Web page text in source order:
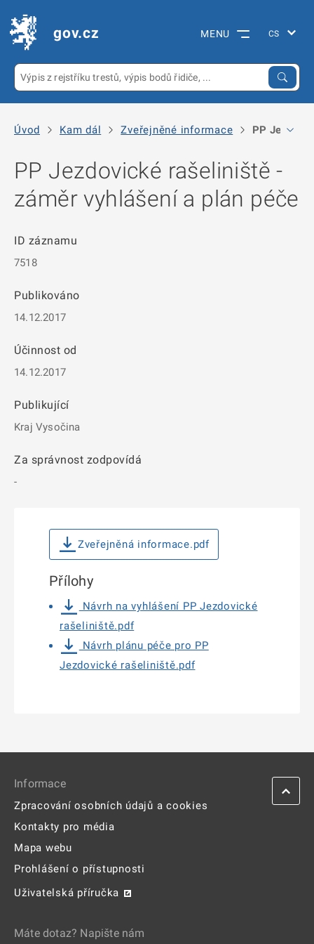
gov.cz MENU
Úvod Kam dál Zveřejněné informace PP
PP Jezdovické rašeliniště -
záměr vyhlášení a plán péče
ID záznamu
7518
Publikováno
14.12.2017
Účinnost od
14.12.2017
Publikující
Kraj Vysočina
Za správnost zodpovídá
-
Zveřejněná informace.pdf
Přílohy
Návrh na vyhlášení PP Jezdovické
rašeliniště.pdf
Návrh plánu péče pro PP
Jezdovické rašeliniště.pdf
Informace
Zpracování osobních údajů a cookies
Kontakty pro média
Mapa webu
Prohlášení o přístupnosti
Uživatelská příručka
Máte dotaz? Napište nám